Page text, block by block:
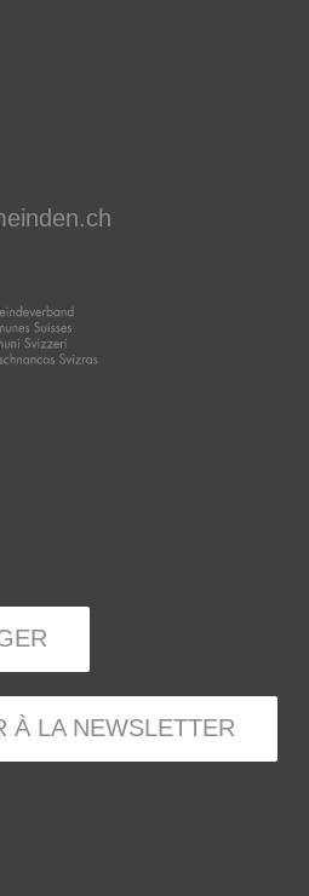
nd n ch
À LA NEWSLETTER